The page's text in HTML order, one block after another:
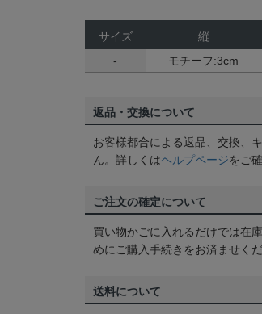
サイズ 縦
-
モチーフ:3cm
返品・交換について
お客様都合による返品、交換、
ん。詳しくはヘルプページをご
ご注文の確定について
買い物かごに入れるだけでは在
めにご購入手続きをお済ませくだ
送料について